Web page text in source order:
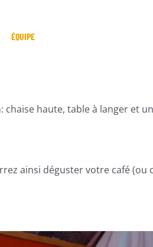
ÉQUIPE
haute, table à langer et
ainsi déguster votre café